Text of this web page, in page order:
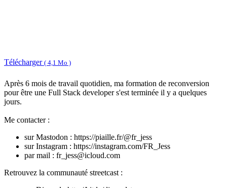
Télécharger ( 4,1 Mo )
Après 6 mois de travail quotidien, ma formation de reconversion
pour être une Full Stack developer s'est terminée il y a quelques
jours.
Me contacter :
sur Mastodon : https://piaille.fr/@fr_jess
sur Instagram : https://instagram.com/FR_Jess
par mail : fr_jess@icloud.com
Retrouvez la communauté streetcast :